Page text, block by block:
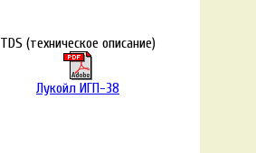
TDS (техническое описание)
Лукойл ИГП-38